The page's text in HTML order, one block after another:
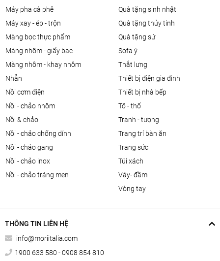
máy pha cà phê
máy xay - ép - trộn
màng bọc thực phẩm
màng nhôm - giấy bạc
màng nhôm - khay nhôm
nhẫn
nồi cơm điện
nồi - chảo nhôm
nồi & chảo
nồi - chảo chống dính
nồi - chảo gang
nồi - chảo inox
nồi - chảo tráng men
quà tặng sinh nhật
quà tặng thủy tinh
quà tặng sứ
sofa ý
thắt lưng
thiết bị điện gia đình
thiết bị nhà bếp
tô - thố
tranh - tượng
trang trí bàn ăn
trang sức
túi xách
váy- đầm
vòng tay
THÔNG TIN LIÊN HỆ
info@moriitalia.com
1900 633 580 - 0908 854 810